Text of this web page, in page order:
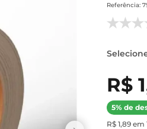
Referência:
R$
5% de
R$ 1,89